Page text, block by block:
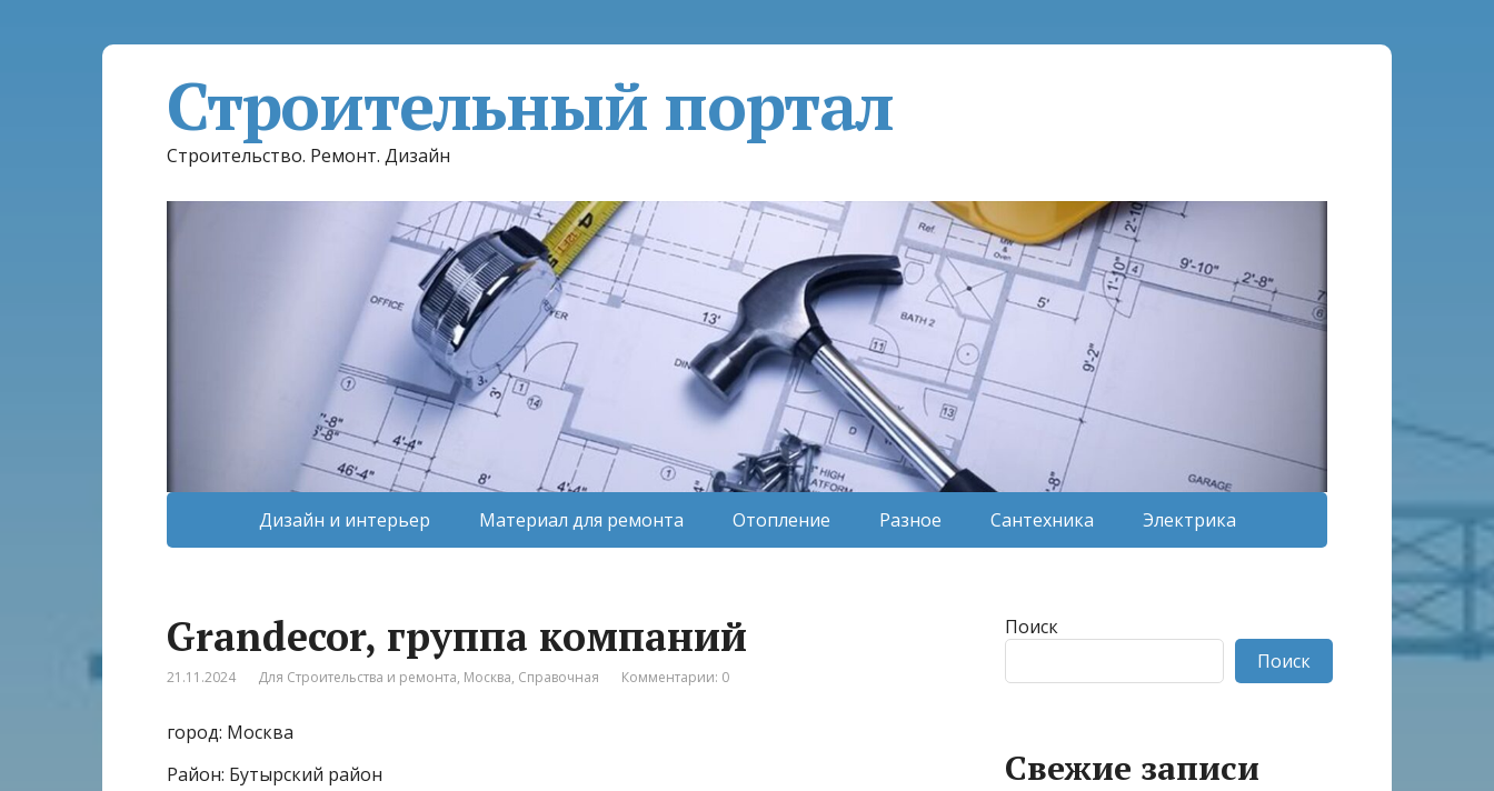
Строительный портал
Строительство. Ремонт. Дизайн
Дизайн и интерьер Материал для ремонта Отопление Разное Сантехника Электрика
Grandecor, группа компаний
21.11.2024 Для Строительства и ремонта, Москва, Справочная Комментарии: 0
город: Москва
Район: Бутырский район
Поиск
Поиск
Свежие записи